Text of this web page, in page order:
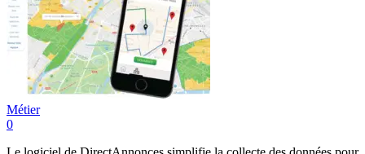
Métier
0